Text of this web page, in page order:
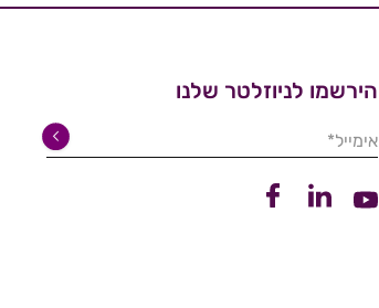
הירשמו לניוזלטר שלנו
אימייל*
קישור ליוטיובקישור ללינקדיןקישור לפייסבוק